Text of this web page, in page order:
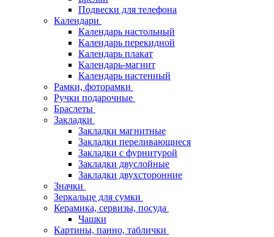
Подвески для телефона
Календари
Календарь настольный
Календарь перекидной
Календарь плакат
Календарь-магнит
Календарь настенный
Рамки, фоторамки
Ручки подарочные
Браслеты
Закладки
Закладки магнитные
Закладки переливающиеся
Закладки с фурнитурой
Закладки двуслойные
Закладки двухсторонние
Значки
Зеркальце для сумки
Керамика, сервизы, посуда
Чашки
Картины, панно, таблички